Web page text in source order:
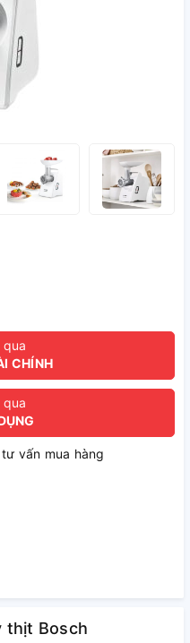
CHÍNH
vấn mua hàng
thịt Bosch